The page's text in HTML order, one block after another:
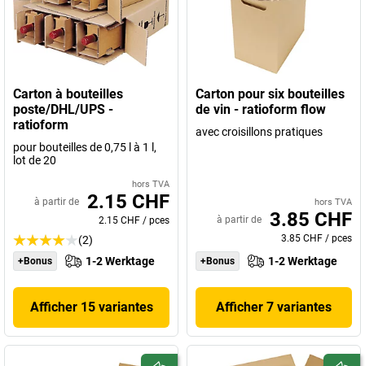
Carton à bouteilles
poste/DHL/UPS -
ratioform
pour bouteilles de 0,75 l à 1 l,
lot de 20
hors TVA
à partir de 2.15 CHF
2.15 CHF / pces
(2)
+Bonus 1-2 Werktage
Afficher 15 variantes
Carton pour six bouteilles
de vin - ratioform flow
avec croisillons pratiques
hors TVA
à partir de 3.85 CHF
3.85 CHF / pces
+Bonus
1-2 Werktage
Afficher 7 variantes